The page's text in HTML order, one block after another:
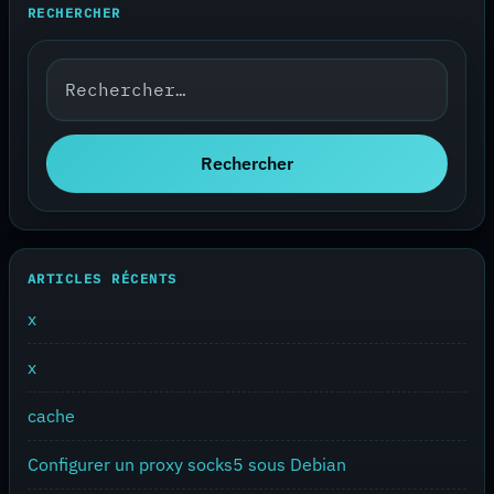
RECHERCHER
Rechercher :
Rechercher
ARTICLES RÉCENTS
x
x
cache
Configurer un proxy socks5 sous Debian